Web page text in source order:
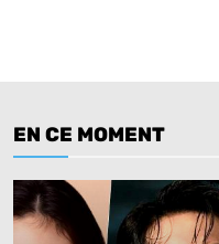
EN CE MOMENT